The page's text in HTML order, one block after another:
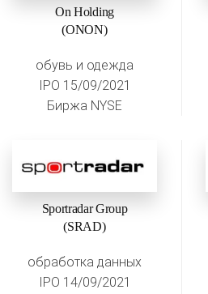
On Holding
(ONON)
обувь и одежда
IPO 15/09/2021
Биржа NYSE
Sportradar Group
(SRAD)
обработка данных
IPO 14/09/2021